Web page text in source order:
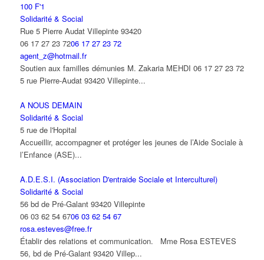
100 F'1
Solidarité & Social
Rue 5 Pierre Audat Villepinte 93420
06 17 27 23 7206 17 27 23 72
agent_z@hotmail.fr
Soutien aux familles démunies M. Zakaria MEHDI 06 17 27 23 72
5 rue Pierre-Audat 93420 Villepinte...
A NOUS DEMAIN
Solidarité & Social
5 rue de l'Hopital
Accueillir, accompagner et protéger les jeunes de l’Aide Sociale à
l’Enfance (ASE)...
A.D.E.S.I. (Association D'entraide Sociale et Interculturel)
Solidarité & Social
56 bd de Pré-Galant 93420 Villepinte
06 03 62 54 6706 03 62 54 67
rosa.esteves@free.fr
Établir des relations et communication. Mme Rosa ESTEVES
56, bd de Pré-Galant 93420 Villep...